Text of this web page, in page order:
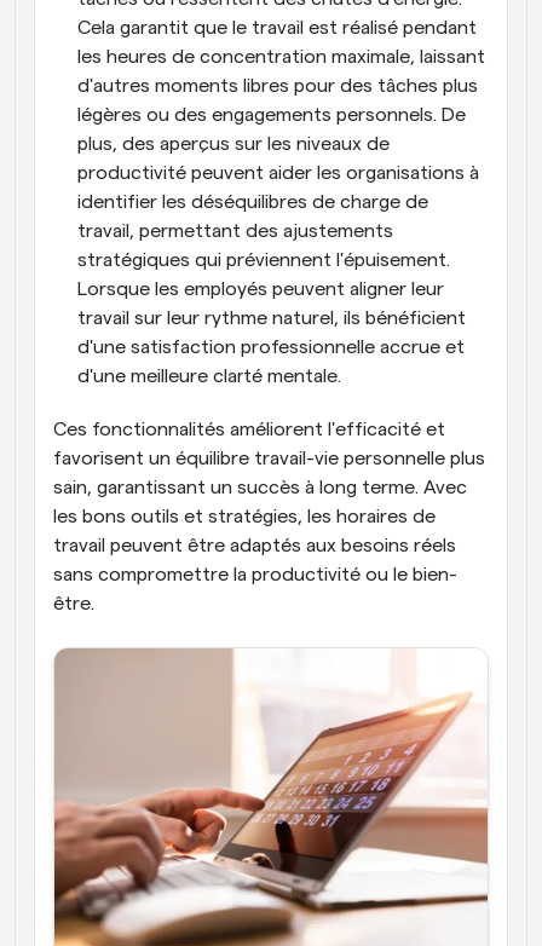
Cela garantit que le travail est réalisé pendant
les heures de concentration maximale, laissant
d'autres moments libres pour des tâches plus
légères ou des engagements personnels. De
plus, des aperçus sur les niveaux de
productivité peuvent aider les organisations à
identifier les déséquilibres de charge de
travail, permettant des ajustements
stratégiques qui préviennent l'épuisement.
Lorsque les employés peuvent aligner leur
travail sur leur rythme naturel, ils bénéficient
d'une satisfaction professionnelle accrue et
d'une meilleure clarté mentale.
Ces fonctionnalités améliorent l'efficacité et
favorisent un équilibre travail-vie personnelle plus
sain, garantissant un succès à long terme. Avec
les bons outils et stratégies, les horaires de
travail peuvent être adaptés aux besoins réels
sans compromettre la productivité ou le bien-
être.